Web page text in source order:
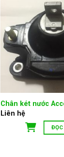
Chân két nước
Liên hệ
ĐỌC